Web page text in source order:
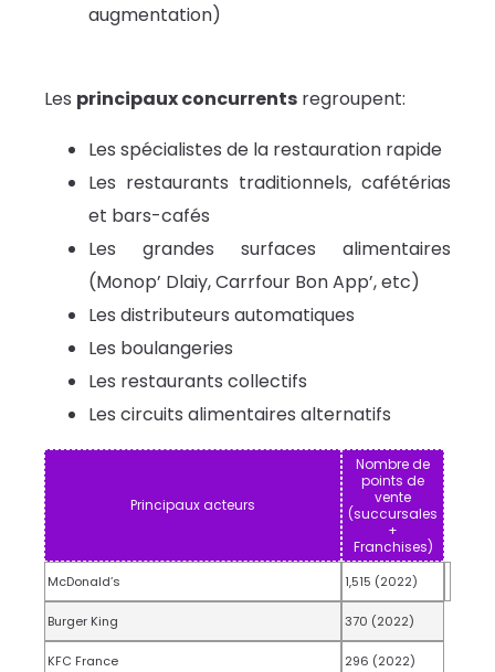
augmentation)
Les principaux concurrents regroupent:
Les spécialistes de la restauration rapide
Les restaurants traditionnels, cafétérias
et bars-cafés
Les grandes surfaces alimentaires
(Monop’ Dlaiy, Carrfour Bon App’, etc)
Les distributeurs automatiques
Les boulangeries
Les restaurants collectifs
Les circuits alimentaires alternatifs
Principaux acteurs
Nombre de
points de
vente
(succursales
+
Franchises)
McDonald’s 1,515 (2022)
Burger King 370 (2022)
KFC France 296 (2022)